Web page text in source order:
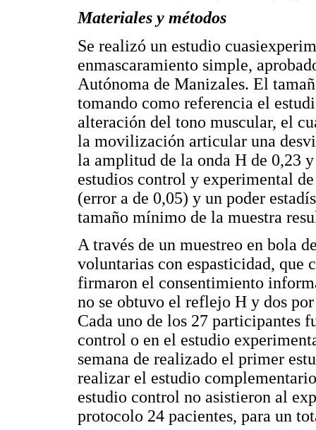
Materiales y métodos
Se realizó un estudio
enmascaramiento simple,
Autónoma de Manizales. El
tomando como referencia el
alteración del tono muscular, el
la movilización articular una
la amplitud de la onda H de 0,23
estudios control y experimental
(error a de 0,05) y un poder
tamaño mínimo de la muestra
A través de un muestreo en bola
voluntarias con espasticidad,
firmaron el consentimiento
no se obtuvo el reflejo H y dos
Cada uno de los 27 participantes
control o en el estudio
semana de realizado el primer
realizar el estudio
estudio control no asistieron al
protocolo 24 pacientes, para un